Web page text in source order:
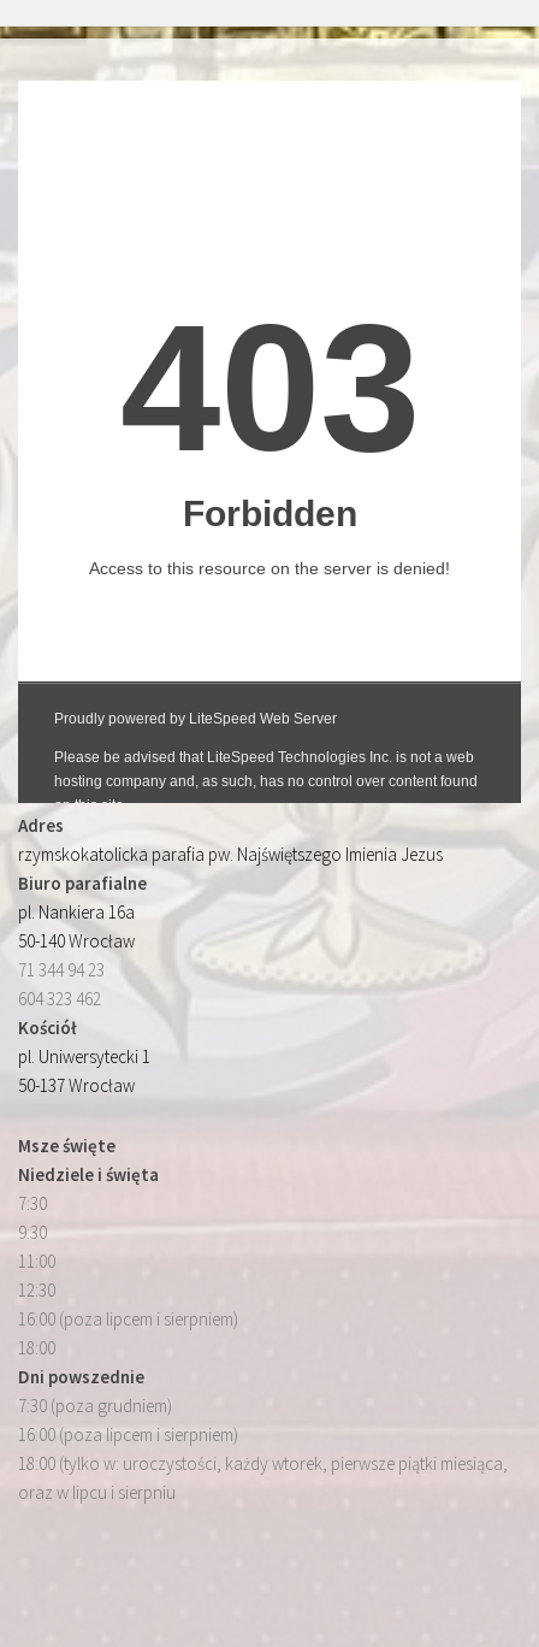
Adres
rzymskokatolicka parafia pw. Najświętszego Imienia Jezus
Biuro parafialne
pl. Nankiera 16a
50-140 Wrocław
71 344 94 23
604 323 462
Kościół
pl. Uniwersytecki 1
50-137 Wrocław
Msze święte
Niedziele i święta
7:30
9:30
11:00
12:30
16:00 (poza lipcem i sierpniem)
18:00
Dni powszednie
7:30 (poza grudniem)
16:00 (poza lipcem i sierpniem)
18:00 (tylko w: uroczystości, każdy wtorek, pierwsze piątki miesiąca,
oraz w lipcu i sierpniu